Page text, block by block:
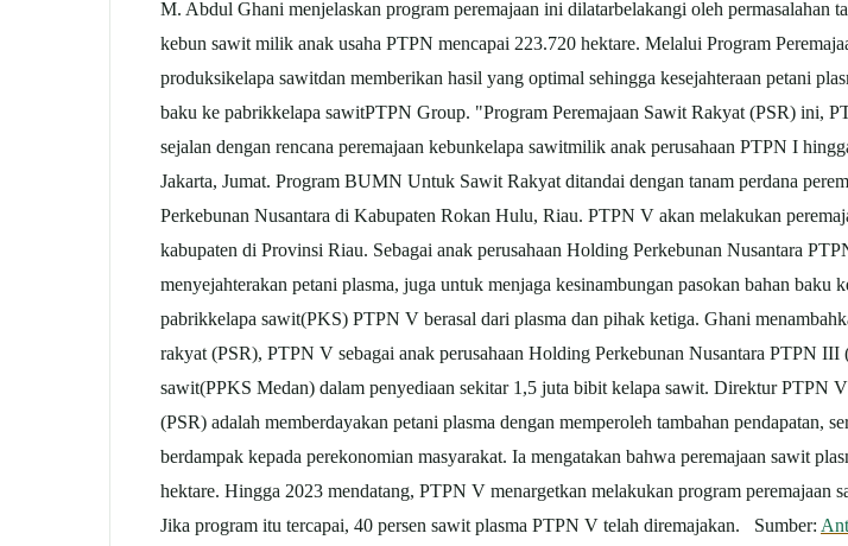
M. Abdul Ghani menjelaskan program peremajaan ini dilatarbelakangi oleh permasalahan
kebun sawit milik anak usaha PTPN mencapai 223.720 hektare. Melalui Program
produksikelapa sawitdan memberikan hasil yang optimal sehingga kesejahteraan petani
baku ke pabrikkelapa sawitPTPN Group. "Program Peremajaan Sawit Rakyat (PSR) ini,
sejalan dengan rencana peremajaan kebunkelapa sawitmilik anak perusahaan PTPN I
Jakarta, Jumat. Program BUMN Untuk Sawit Rakyat ditandai dengan tanam perdana
Perkebunan Nusantara di Kabupaten Rokan Hulu, Riau. PTPN V akan melakukan
kabupaten di Provinsi Riau. Sebagai anak perusahaan Holding Perkebunan Nusantara
menyejahterakan petani plasma, juga untuk menjaga kesinambungan pasokan bahan
pabrikkelapa sawit(PKS) PTPN V berasal dari plasma dan pihak ketiga. Ghani
rakyat (PSR), PTPN V sebagai anak perusahaan Holding Perkebunan Nusantara PTPN III
sawit(PPKS Medan) dalam penyediaan sekitar 1,5 juta bibit kelapa sawit. Direktur PTPN
(PSR) adalah memberdayakan petani plasma dengan memperoleh tambahan pendapatan,
berdampak kepada perekonomian masyarakat. Ia mengatakan bahwa peremajaan sawit
hektare. Hingga 2023 mendatang, PTPN V menargetkan melakukan program
Jika program itu tercapai, 40 persen sawit plasma PTPN V telah diremajakan. Sumber: